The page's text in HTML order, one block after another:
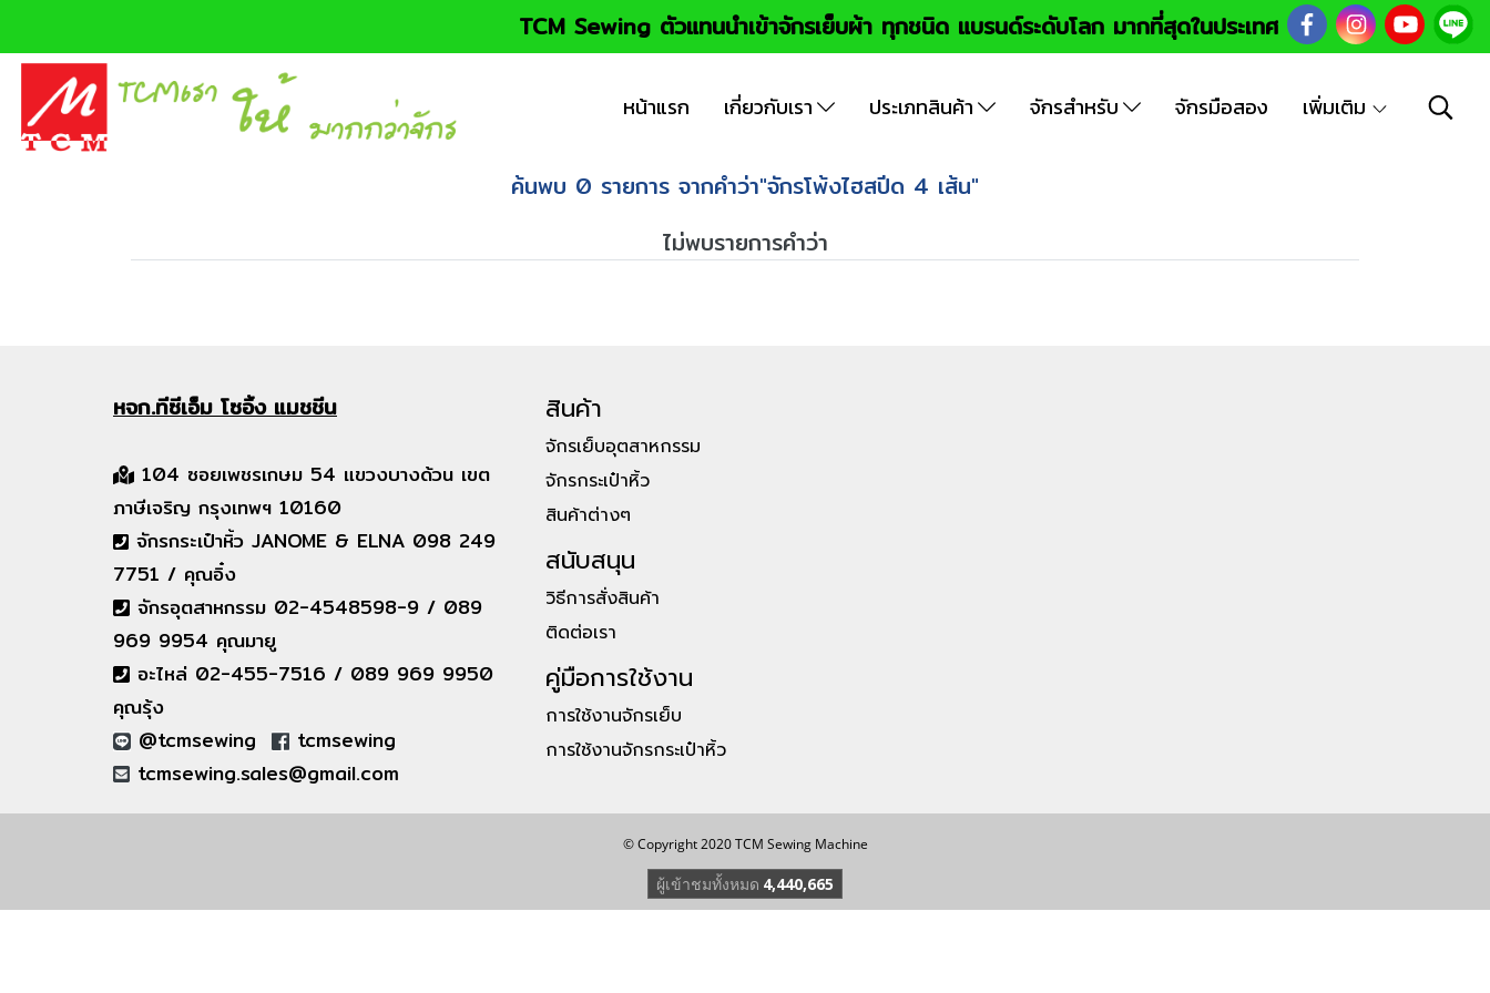
TCM Sewing ตัวแทนนำเข้าจักรเย็บผ้า ทุกชนิด แบรนด์ระดับโลก มากที่สุดในประเทศ
หน้าแรก เกี่ยวกับเรา ประเภทสินค้า จักรสำหรับ จักรมือสอง เพิ่มเติม
ค้นพบ 0 รายการ จากคำว่า"จักรโพ้งไฮสปีด 4 เส้น"
ไม่พบรายการคำว่า
หจก.ทีซีเอ็ม โซอิ้ง แมชชีน
104 ซอยเพชรเกษม 54 แขวงบางด้วน เขต
ภาษีเจริญ กรุงเทพฯ 10160
จักรกระเป๋าหิ้ว JANOME & ELNA 098 249
7751 / คุณอิ๋ง
จักรอุตสาหกรรม 02-4548598-9 / 089
969 9954 คุณมายู
อะไหล่ 02-455-7516 / 089 969 9950
คุณรุ้ง
@tcmsewing
tcmsewing
tcmsewing.sales@gmail.com
สินค้า
จักรเย็บอุตสาหกรรม
จักรกระเป๋าหิ้ว
สินค้าต่างๆ
สนับสนุน
วิธีการสั่งสินค้า
ติดต่อเรา
คู่มือการใช้งาน
การใช้งานจักรเย็บ
การใช้งานจักรกระเป๋าหิ้ว
© Copyright 2020 TCM Sewing Machine
ผู้เข้าชมทั้งหมด 4,440,665